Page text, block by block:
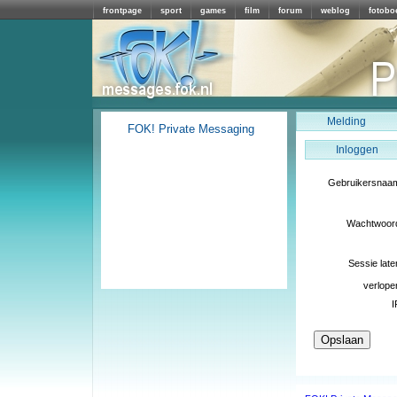
frontpage sport games film forum weblog
Melding
Inloggen
Sessie
FOK! Private Messaging